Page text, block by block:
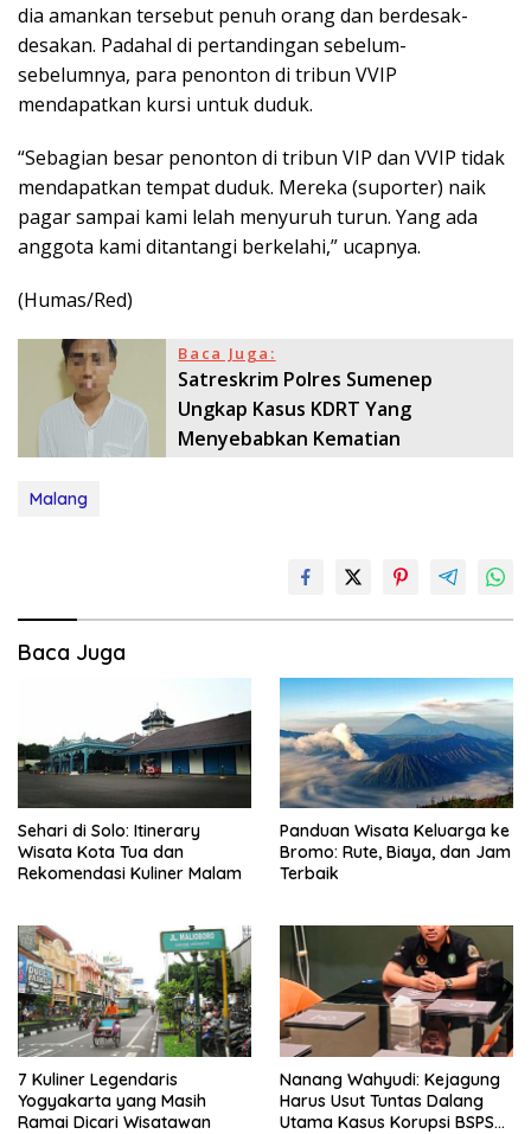
dia amankan tersebut penuh orang dan berdesak-
desakan. Padahal di pertandingan sebelum-
sebelumnya, para penonton di tribun VVIP
mendapatkan kursi untuk duduk.
“Sebagian besar penonton di tribun VIP dan VVIP tidak
mendapatkan tempat duduk. Mereka (suporter) naik
pagar sampai kami lelah menyuruh turun. Yang ada
anggota kami ditantangi berkelahi,” ucapnya.
(Humas/Red)
Baca Juga:
Satreskrim Polres Sumenep
Ungkap Kasus KDRT Yang
Menyebabkan Kematian
Malang
Baca Juga
Sehari di Solo: Itinerary
Wisata Kota Tua dan
Rekomendasi Kuliner Malam
Panduan Wisata Keluarga ke
Bromo: Rute, Biaya, dan Jam
Terbaik
7 Kuliner Legendaris
Yogyakarta yang Masih
Ramai Dicari Wisatawan
Nanang Wahyudi: Kejagung
Harus Usut Tuntas Dalang
Utama Kasus Korupsi BSPS